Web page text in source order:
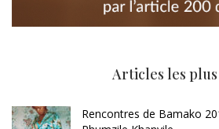
Articles les
Rencontres de Bamako